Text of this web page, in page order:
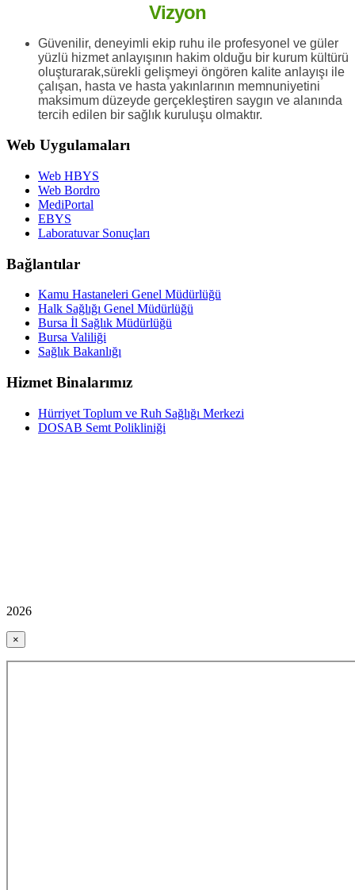
Vizyon
Güvenilir, deneyimli ekip ruhu ile profesyonel ve güler
yüzlü hizmet anlayışının hakim olduğu bir kurum kültürü
oluşturarak,sürekli gelişmeyi öngören kalite anlayışı ile
çalışan, hasta ve hasta yakınlarının memnuniyetini
maksimum düzeyde gerçekleştiren saygın ve alanında
tercih edilen bir sağlık kuruluşu olmaktır.
Web Uygulamaları
Web HBYS
Web Bordro
MediPortal
EBYS
Laboratuvar Sonuçları
Bağlantılar
Kamu Hastaneleri Genel Müdürlüğü
Halk Sağlığı Genel Müdürlüğü
Bursa İl Sağlık Müdürlüğü
Bursa Valiliği
Sağlık Bakanlığı
Hizmet Binalarımız
Hürriyet Toplum ve Ruh Sağlığı Merkezi
DOSAB Semt Polikliniği
2026
×